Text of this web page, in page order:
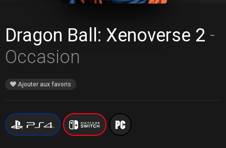
Dragon Ball: Xenoverse 2 -
Occasion
Ajouter aux favoris